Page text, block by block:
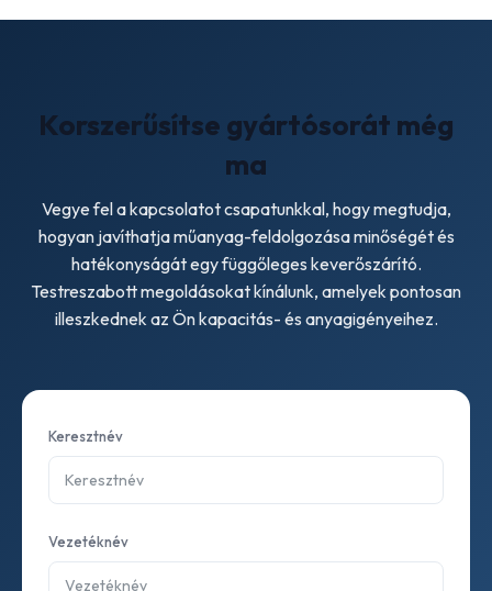
karbantartáshoz.
Korszerűsítse gyártósorát még
ma
Vegye fel a kapcsolatot csapatunkkal, hogy megtudja,
hogyan javíthatja műanyag-feldolgozása minőségét és
hatékonyságát egy függőleges keverőszárító.
Testreszabott megoldásokat kínálunk, amelyek pontosan
illeszkednek az Ön kapacitás- és anyagigényeihez.
Keresztnév
Vezetéknév